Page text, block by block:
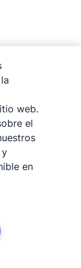
los
de
negocio
en
de
medir si
gratis
web.
el
y
en